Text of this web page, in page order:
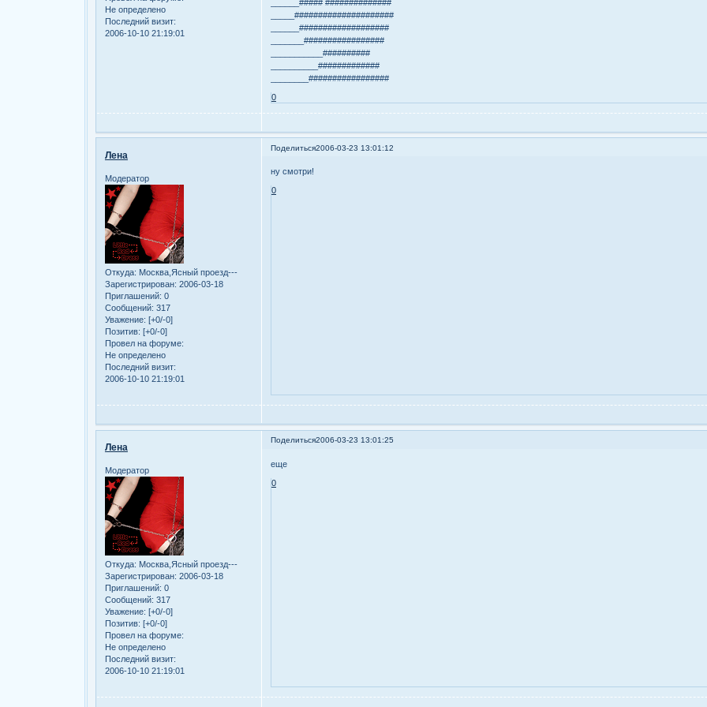
Не определено
Последний визит:
2006-10-10 21:19:01
______##### ##############
_____#####################
______###################
_______#################
___________##########
__________#############
________#################
0
Поделиться2006-03-23 13:01:12
Лена
Модератор
Откуда: Москва,Ясный проезд---
Зарегистрирован: 2006-03-18
Приглашений: 0
Сообщений: 317
Уважение: [+0/-0]
Позитив: [+0/-0]
Провел на форуме:
Не определено
Последний визит:
2006-10-10 21:19:01
ну смотри!
0
Поделиться2006-03-23 13:01:25
Лена
Модератор
Откуда: Москва,Ясный проезд---
Зарегистрирован: 2006-03-18
Приглашений: 0
Сообщений: 317
Уважение: [+0/-0]
Позитив: [+0/-0]
Провел на форуме:
Не определено
Последний визит:
2006-10-10 21:19:01
еще
0